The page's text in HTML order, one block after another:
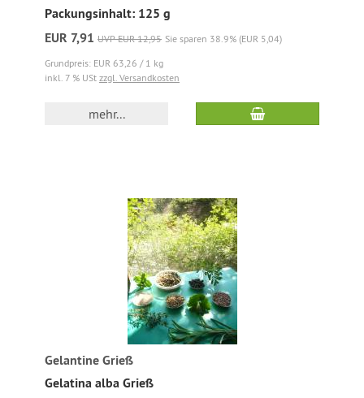
Packungsinhalt: 125 g
EUR 7,91 UVP EUR 12,95 Sie sparen 38.9% (EUR 5,04)
Grundpreis: EUR 63,26 / 1 kg
inkl. 7 % USt zzgl. Versandkosten
mehr...
Gelantine Grieß
Gelatina alba Grieß